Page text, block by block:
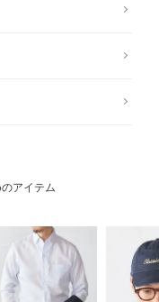
ださい。長時間そのまま
品書とご一緒にお持ちい
場合がございます。
アイテム